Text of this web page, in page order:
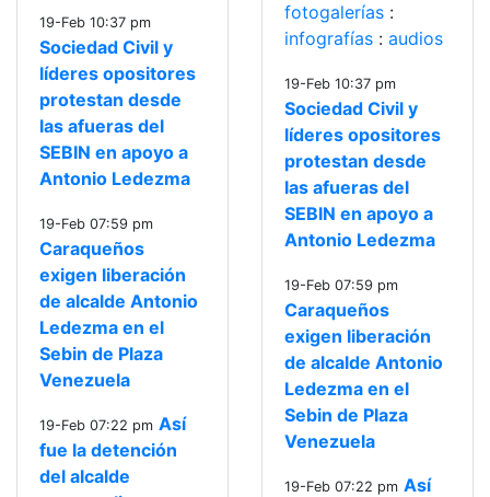
19-Feb 10:37 pm
Sociedad Civil y
líderes opositores
protestan desde
las afueras del
SEBIN en apoyo a
Antonio Ledezma
19-Feb 07:59 pm
Caraqueños
exigen liberación
de alcalde Antonio
Ledezma en el
Sebin de Plaza
Venezuela
19-Feb 07:22 pm Así
fue la detención
del alcalde
fotogalerías :
infografías : audios
19-Feb 10:37 pm
Sociedad Civil y
líderes opositores
protestan desde
las afueras del
SEBIN en apoyo a
Antonio Ledezma
19-Feb 07:59 pm
Caraqueños
exigen liberación
de alcalde Antonio
Ledezma en el
Sebin de Plaza
Venezuela
19-Feb 07:22 pm Así